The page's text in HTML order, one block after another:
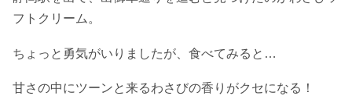
フトクリーム。
ちょっと勇気がいりましたが、食べてみると…
甘さの中にツーンと来るわさびの香りがクセになる！